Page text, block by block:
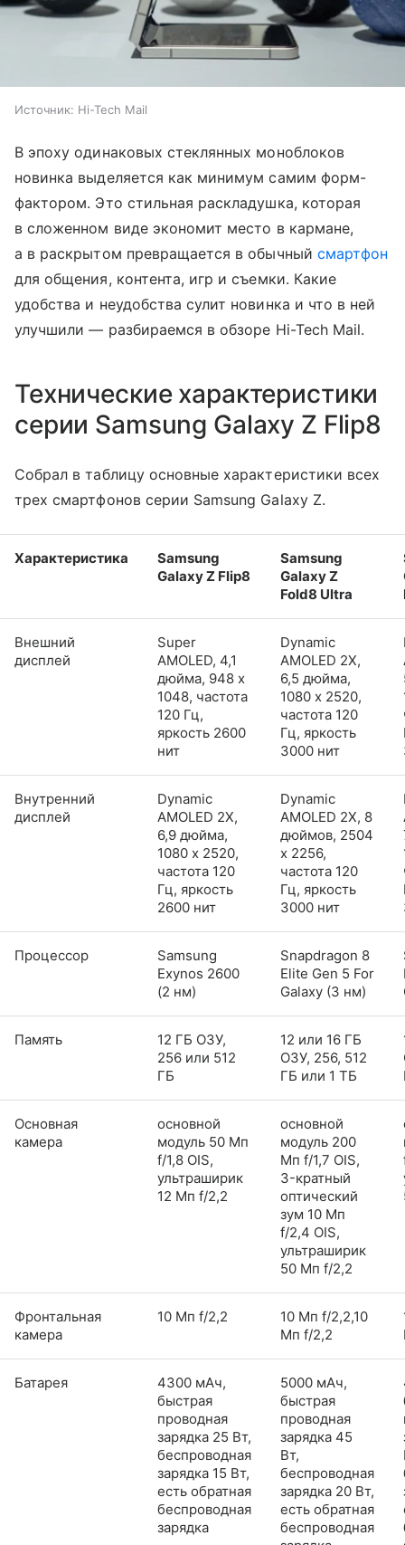
Источник: Hi-Tech Mail
В эпоху одинаковых стеклянных моноблоков
новинка выделяется как минимум самим форм-
фактором. Это стильная раскладушка, которая
в сложенном виде экономит место в кармане,
а в раскрытом превращается в обычный смартфон
для общения, контента, игр и съемки. Какие
удобства и неудобства сулит новинка и что в ней
улучшили — разбираемся в обзоре Hi-Tech Mail.
Технические характеристики
серии Samsung Galaxy Z Flip8
Собрал в таблицу основные характеристики всех
трех смартфонов серии Samsung Galaxy Z.
Характеристика
Samsung
Galaxy Z Flip8
Samsung
Galaxy Z
Fold8 Ultra
Внешний
дисплей
Super
AMOLED, 4,1
дюйма, 948 x
1048, частота
120 Гц,
яркость 2600
нит
Dynamic
AMOLED 2X,
6,5 дюйма,
1080 x 2520,
частота 120
Гц, яркость
3000 нит
Внутренний
дисплей
Dynamic
AMOLED 2X,
6,9 дюйма,
1080 x 2520,
частота 120
Гц, яркость
2600 нит
Dynamic
AMOLED 2X, 8
дюймов, 2504
x 2256,
частота 120
Гц, яркость
3000 нит
Процессор
Samsung
Exynos 2600
(2 нм)
Snapdragon 8
Elite Gen 5 For
Galaxy (3 нм)
Память
12 ГБ ОЗУ,
256 или 512
ГБ
12 или 16 ГБ
ОЗУ, 256, 512
ГБ или 1 ТБ
Основная
камера
основной
модуль 50 Мп
f/1,8 OIS,
ультраширик
12 Мп f/2,2
основной
модуль 200
Мп f/1,7 OIS,
3-кратный
оптический
зум 10 Мп
f/2,4 OIS,
ультраширик
50 Мп f/2,2
Фронтальная
камера
10 Мп f/2,2
10 Мп f/2,2,10
Мп f/2,2
Батарея
4300 мАч,
быстрая
проводная
зарядка 25 Вт,
беспроводная
зарядка 15 Вт,
есть обратная
беспроводная
зарядка
5000 мАч,
быстрая
проводная
зарядка 45
Вт,
беспроводная
зарядка 20 Вт,
есть обратная
беспроводная